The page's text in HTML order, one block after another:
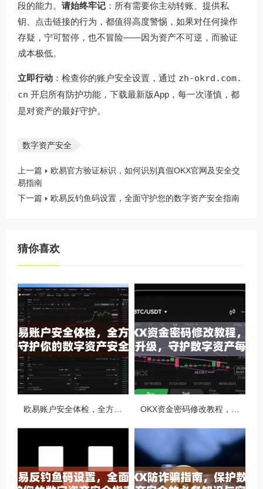
段的能力。 请始终牢记 ：所有需要你主动转账、提供私
钥、点击链接的行为，都值得高度警惕，如果对任何操作
存疑，宁可暂停，也不冒险——因为资产不可逆，而验证
成本极低。
立即行动 ：检查你的账户安全设置，通过 zh-okrd.com.
cn 开启所有防护功能，下载最新版App，每一次谨慎，都
是对资产的最好守护。
数字资产安全
上一篇
欧易官方验证标识，如何识别真假OKX官网及安全交
易指南
下一篇
欧易反钓鱼码设置，全面守护您的数字资产安全指南
猜你喜欢